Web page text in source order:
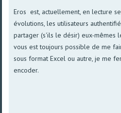
Eros est, actuellement, en lecture
évolutions, les utilisateurs
partager (s'ils le désir) eux-mêmes
vous est toujours possible de me
sous format Excel ou autre, je me
encoder.